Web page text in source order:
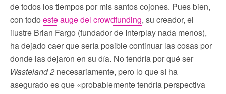
de todos los tiempos por mis santos cojones. Pues bien,
con todo este auge del crowdfunding, su creador, el
ilustre Brian Fargo (fundador de Interplay nada menos),
ha dejado caer que sería posible continuar las cosas por
donde las dejaron en su día. No tendría por qué ser
Wasteland 2 necesariamente, pero lo que sí ha
asegurado es que «probablemente tendría perspectiva